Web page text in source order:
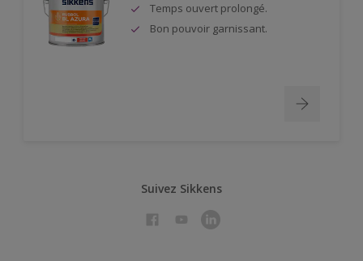
Temps ouvert prolongé.
Bon pouvoir garnissant.
Suivez Sikkens